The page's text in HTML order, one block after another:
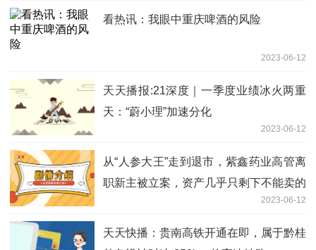
看热讯：我眼中重庆啤酒的风险
2023-06-12
天天播报:21深度｜一季度业绩冰火两重
天：“蔚小理”加速分化
2023-06-12
从“人参大王”走到退市，紫鑫药业高管离
职新主被立案，资产几乎只剩下不能卖的
2023-06-12
天天快播：贵南高铁开通在即，属于黔桂